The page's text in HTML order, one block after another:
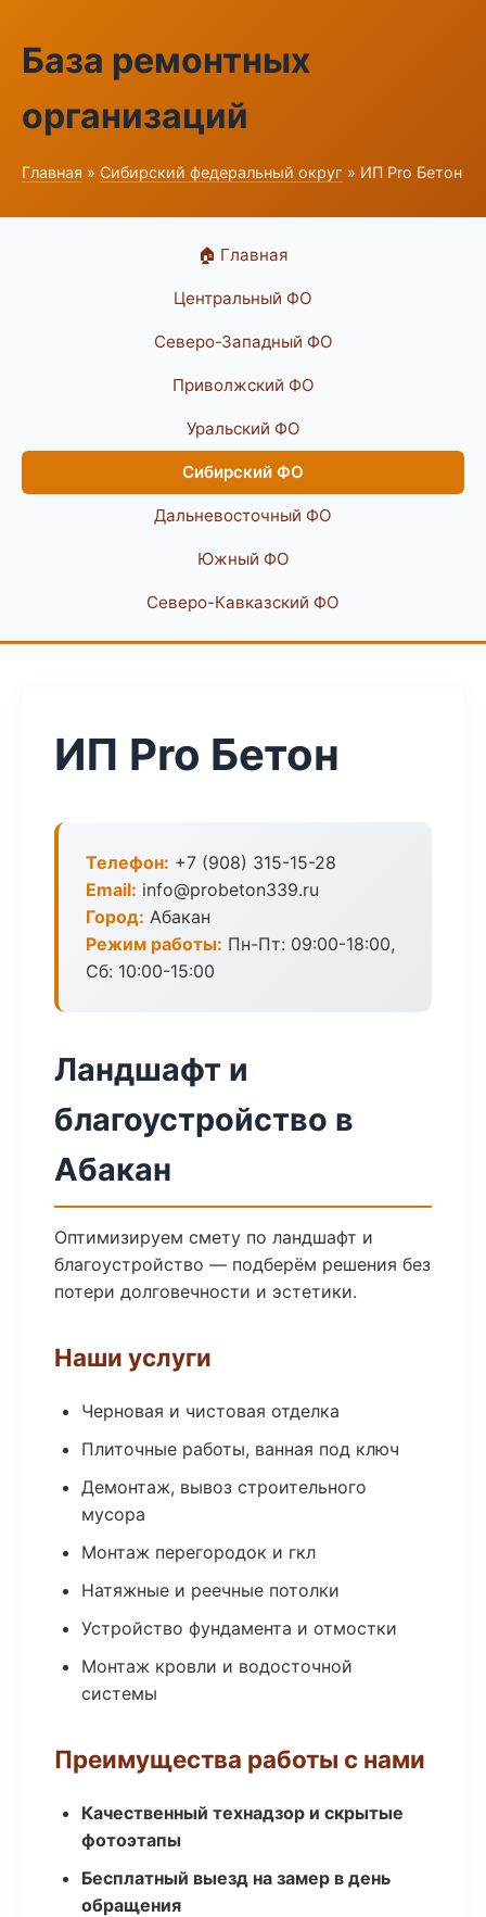
База ремонтных
организаций
Главная » Сибирский федеральный округ » ИП Pro Бетон
🏠 Главная
Центральный ФО
Северо-Западный ФО
Приволжский ФО
Уральский ФО
Сибирский ФО
Дальневосточный ФО
Южный ФО
Северо-Кавказский ФО
ИП Pro Бетон
Телефон: +7 (908) 315-15-28
Email: info@probeton339.ru
Город: Абакан
Режим работы: Пн-Пт: 09:00-18:00,
Сб: 10:00-15:00
Ландшафт и
благоустройство в
Абакан
Оптимизируем смету по ландшафт и
благоустройство — подберём решения без
потери долговечности и эстетики.
Наши услуги
Черновая и чистовая отделка
Плиточные работы, ванная под ключ
Демонтаж, вывоз строительного
мусора
Монтаж перегородок и гкл
Натяжные и реечные потолки
Устройство фундамента и отмостки
Монтаж кровли и водосточной
системы
Преимущества работы с нами
Качественный технадзор и скрытые
фотоэтапы
Бесплатный выезд на замер в день
обращения